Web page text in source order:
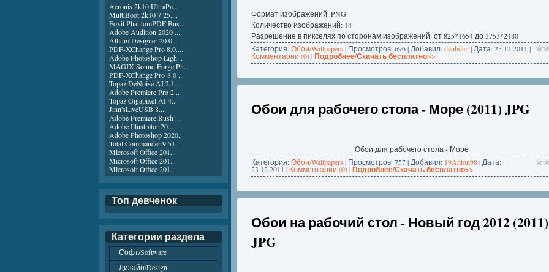
Формат изображений: PNG
Количество изображений: 14
Разрешение в пикселях по сторонам изображений: от 825*1654 до 3753*2480
Категория:Обои/Wallpapers | Просмотров: 696 | Добавил:danbdan | Дата:25.12.2011 |
Комментарии (0)|Подробнее/Скачать бесплатно>>
Обои для рабочего стола - Море (2011) JPG
Обои для рабочего стола - Море
Категория:Обои/Wallpapers | Просмотров: 757 | Добавил: 19Anton98| Дата:
23.12.2011 | Комментарии (0)|Подробнее/Скачать бесплатно>>
Обои на рабочий стол - Новый год 2012 (2011)
JPG
Acronis 2k10 UltraPa...
MultiBoot 2k10 7.25....
Foxit PhantomPDF Bus...
Adobe Audition 2020 ...
Altium Designer 20.0...
PDF-XChange Pro 8.0....
Adobe Photoshop Ligh...
MAGIX Sound Forge Pr...
PDF-XChange Pro 8.0 ...
Topaz DeNoise AI 2.1...
Adobe Premiere Pro 2...
Topaz Gigapixel AI 4...
Jinn'sLiveUSB 8....
Adobe Premiere Rush ...
Adobe Illustrator 20...
Adobe Photoshop 2020...
Total Commander 9.51...
Microsoft Office 201...
Microsoft Office 201...
Microsoft Office 201...
Топ девченок
Категории раздела
Софт/Software
Дизайн/Design